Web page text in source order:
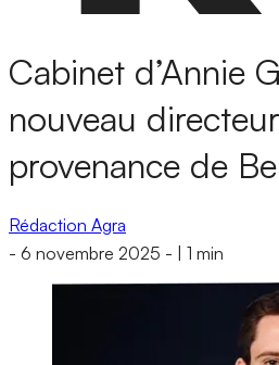
Cabinet d’Annie
nouveau
provenance de
Rédaction Agra
- 6 novembre 2025 - 1 min